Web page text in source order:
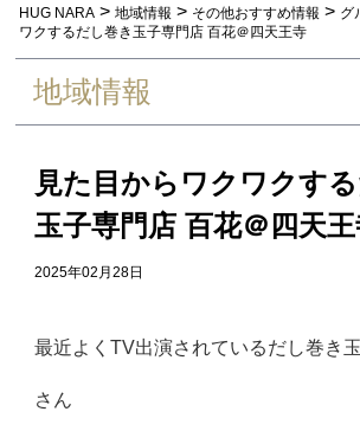
HUG NARA > 地域情報 > その他おすすめ情報 > グ
ワクするだし巻き玉子専門店 百花＠四天王寺
地域情報
見た目からワクワクす
玉子専門店 百花＠四天
2025年02月28日
最近よくTV出演されているだし巻き
さん